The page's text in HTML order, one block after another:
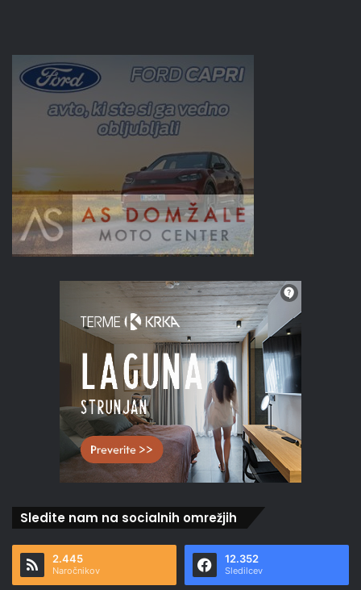
Sledite nam na socialnih omrežjih
2.445
Naročnikov
12.352
Sledilcev